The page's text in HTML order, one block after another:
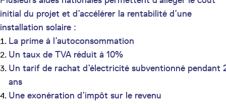
initial du projet et d’accélérer la rentabilité d’une
installation solaire :
La prime à l’autoconsommation
Un taux de TVA réduit à 10%
Un tarif de rachat d’électricité subventionné pendant
ans
Une exonération d’impôt sur le revenu